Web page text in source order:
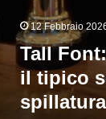
12 Febbraio
Tall
il tipico